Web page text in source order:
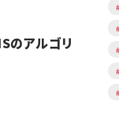
のアルゴリ